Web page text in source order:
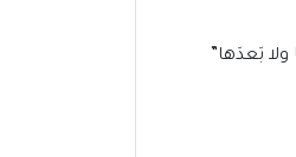
بَعدَها”